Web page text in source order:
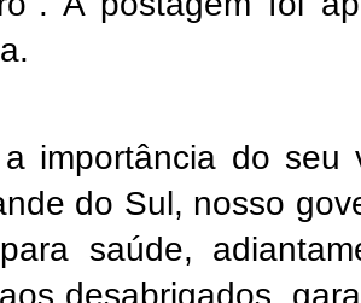
a importância do
do Sul, nosso
saúde,
desabrigados,